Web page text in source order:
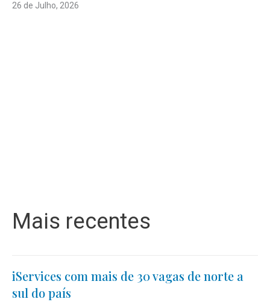
26 de Julho, 2026
Mais recentes
iServices com mais de 30 vagas de norte a
sul do país